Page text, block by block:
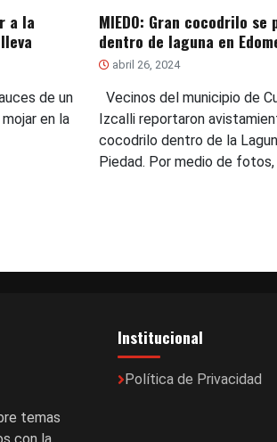
a la
de un
en la
MIEDO: Gran cocodrilo se
dentro de laguna en
abril 26, 2024
Vecinos del municipio de
Izcalli reportaron
cocodrilo dentro de la
Piedad. Por medio de
temas
con la
Institucional
Política de Privacidad